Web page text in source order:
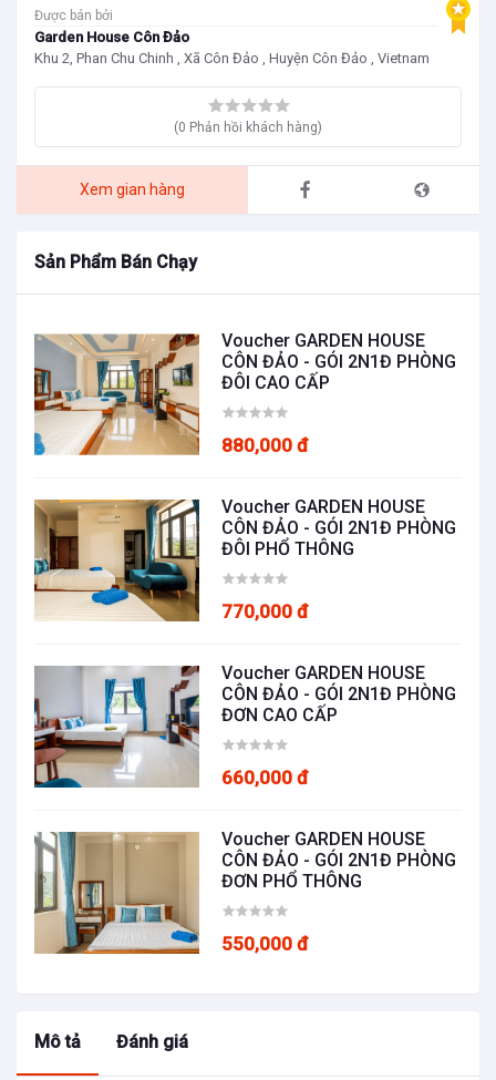
áp dụng Mã voucher. Chúng tôi xin phép có thể từ chối phục vụ
trong trường hợp khách hàng không đặt lịch trước.
Liên Hệ
gardenhousecondao@gmail.com
Điện thoại:0919 107 588 – 0254 350 8767
Được bán bởi
Garden House Côn Đảo
Khu 2, Phan Chu Chinh , Xã Côn Đảo , Huyện Côn Đảo , Vietnam
(0 Phản hồi khách hàng)
Xem gian hàng
Sản Phẩm Bán Chạy
Voucher GARDEN HOUSE
CÔN ĐẢO - GÓI 2N1Đ PHÒNG
ĐÔI CAO CẤP
880,000 đ
Voucher GARDEN HOUSE
CÔN ĐẢO - GÓI 2N1Đ PHÒNG
ĐÔI PHỔ THÔNG
770,000 đ
Voucher GARDEN HOUSE
CÔN ĐẢO - GÓI 2N1Đ PHÒNG
ĐƠN CAO CẤP
660,000 đ
Voucher GARDEN HOUSE
CÔN ĐẢO - GÓI 2N1Đ PHÒNG
ĐƠN PHỔ THÔNG
550,000 đ
Mô tả Đánh giá